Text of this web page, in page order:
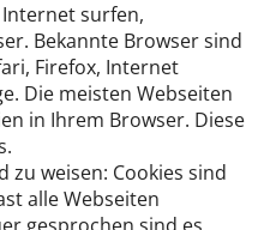
surfen,
Bekannte Browser sind
Firefox, Internet
Die meisten Webseiten
in Ihrem Browser. Diese
zu weisen: Cookies sind
alle Webseiten